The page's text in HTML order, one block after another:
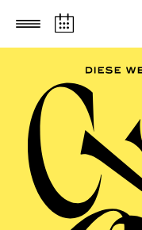
Zum Hauptinhalt